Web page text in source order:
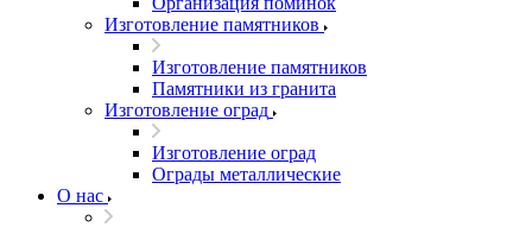
Изготовление памятников
Изготовление памятников
Памятники из гранита
Изготовление оград
Изготовление оград
Ограды металлические
О нас